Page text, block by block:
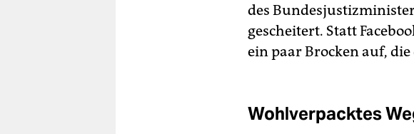
des
gescheitert. Statt
ein paar Brocken auf,
Wohlverpacktes